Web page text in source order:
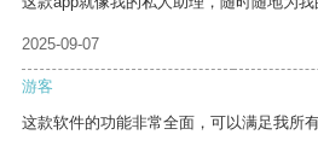
2025-09-07
游客
这款软件的功能非常全面，可以满足我所有